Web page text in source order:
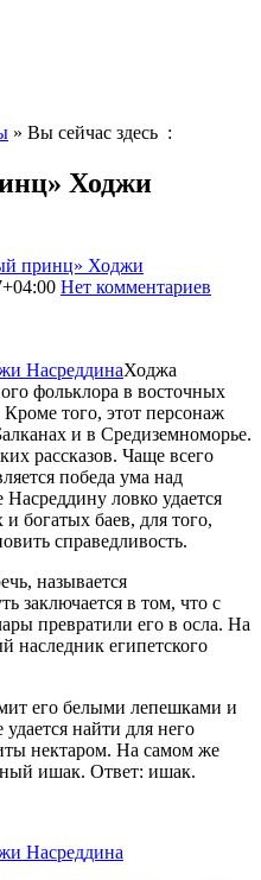
» Вы сейчас здесь :
Ходжи
принц» Ходжи
Нет комментариев
Ходжа
фольклора в восточных
того, этот персонаж
и в Средиземноморье.
рассказов. Чаще всего
победа ума над
ловко удается
богатых баев, для того,
справедливость.
называется
заключается в том, что с
превратили его в осла. На
наследник египетского
его белыми лепешками и
найти для него
нектаром. На самом же
ишак. Ответ: ишак.